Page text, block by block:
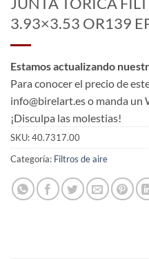
3.93×3.53 OR139
Estamos actualizando
Para conocer el precio de
info@birelart.es o manda un
¡Disculpa las molestias!
SKU:40.7317.00
Categoría: Filtros de aire